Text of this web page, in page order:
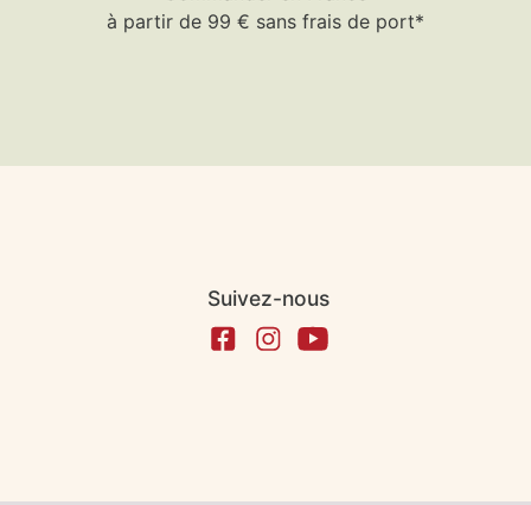
à partir de 99 € sans frais de port*
Suivez-nous